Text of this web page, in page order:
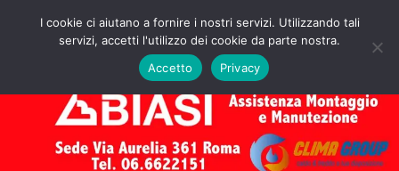
Assistenza
Caldaie
Biasi
Preventivo!
MENU
I cookie ci aiutano a fornire i nostri servizi. Utilizzando tali
servizi, accetti l'utilizzo dei cookie da parte nostra.
Accetto
Privacy